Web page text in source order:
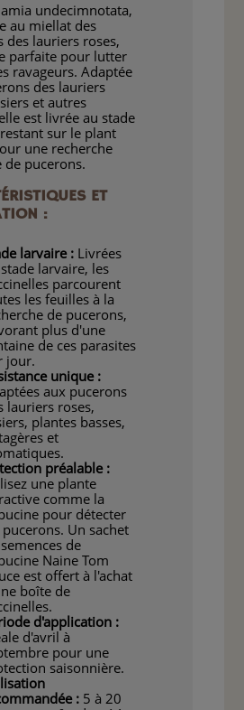
undecimnotata,
au miellat des
des lauriers roses,
parfaite pour lutter
ravageurs. Adaptée
des lauriers
et autres
est livrée au stade
sur le plant
une recherche
de pucerons.
ET
:
larvaire : Livrées
larvaire, les
parcourent
les feuilles à la
de pucerons,
plus d'une
de ces parasites
jour.
unique :
aux pucerons
lauriers roses,
plantes basses,
et
préalable :
une plante
comme la
pour détecter
pucerons. Un sachet
de
Naine Tom
est offert à l'achat
boîte de
d'application :
d'avril à
pour une
saisonnière.
: 5 à 20